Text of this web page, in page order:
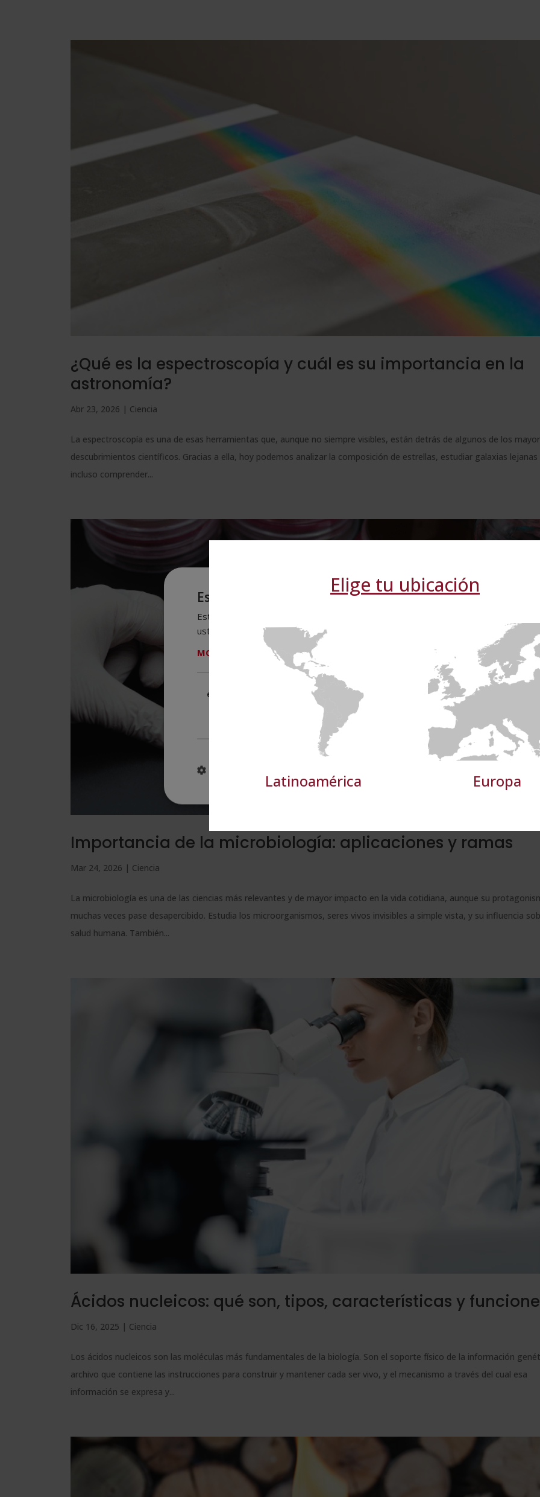
¿Qué es la espectroscopía y cuál es su importancia en la
astronomía?
Abr 23, 2026 | Ciencia
La espectroscopía es una de esas herramientas que, aunque no siempre visibles, están detrás de algunos de los
descubrimientos científicos. Gracias a ella, hoy podemos analizar la composición de estrellas, estudiar galaxias lejanas
incluso comprender...
Importancia de la microbiología: aplicaciones y ramas
Mar 24, 2026 | Ciencia
La microbiología es una de las ciencias más relevantes y de mayor impacto en la vida cotidiana, aunque su
muchas veces pase desapercibido. Estudia los microorganismos, seres vivos invisibles a simple vista, y su influencia
salud humana. También...
Ácidos nucleicos: qué son, tipos, características y
Dic 16, 2025 | Ciencia
Los ácidos nucleicos son las moléculas más fundamentales de la biología. Son el soporte físico de la información
archivo que contiene las instrucciones para construir y mantener cada ser vivo, y el mecanismo a través del cual esa
información se expresa y...
Elige tu ubicación
Latinoamérica Europa
Este sitio web utiliza cookies
Este sitio web usa cookies para mejorar la experiencia del usuario. Al utilizar
usted acepta todas las cookies de acuerdo con nuestra Política de cookies. Más
MOSTRAR TODOS LOS SOCIOS
estrictamente
Cookies de
rendimiento
Cookies de
preferencias
Cookies de
funcionalidad